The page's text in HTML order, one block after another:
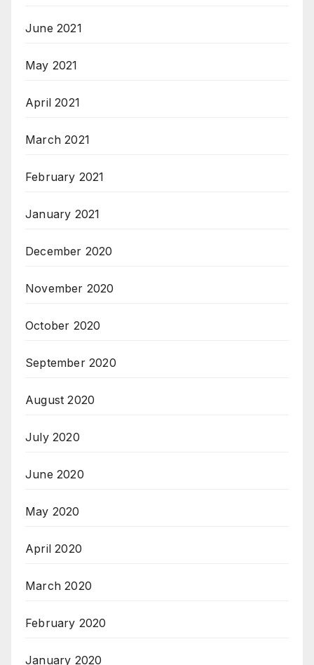
June 2021
May 2021
April 2021
March 2021
February 2021
January 2021
December 2020
November 2020
October 2020
September 2020
August 2020
July 2020
June 2020
May 2020
April 2020
March 2020
February 2020
January 2020